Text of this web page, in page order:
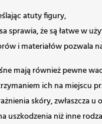
atuty figury,
sprawia, że są łatwe w
i materiałów pozwala
mają również pewne
ich na miejscu
skóry, zwłaszcza
uszkodzenia niż inne